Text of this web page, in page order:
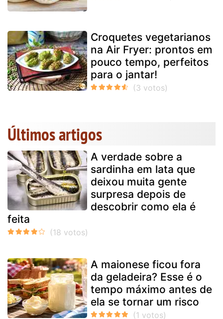
Croquetes vegetarianos
na Air Fryer: prontos em
pouco tempo, perfeitos
para o jantar!
Últimos artigos
A verdade sobre a
sardinha em lata que
deixou muita gente
surpresa depois de
descobrir como ela é
feita
A maionese ficou fora
da geladeira? Esse é o
tempo máximo antes de
ela se tornar um risco